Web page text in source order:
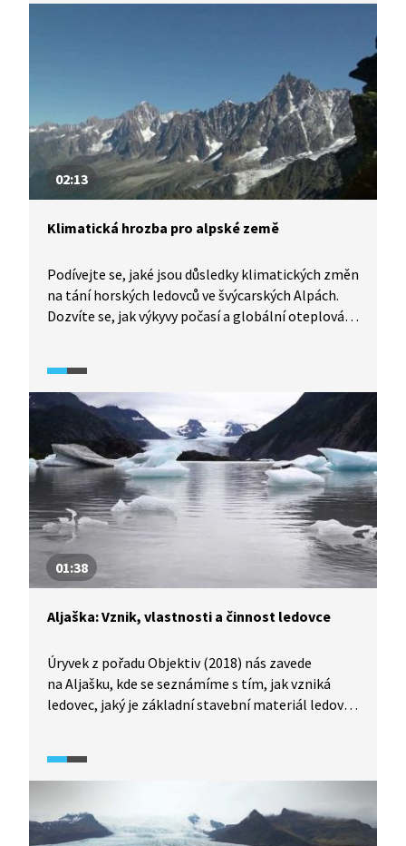
02:13
Klimatická hrozba pro alpské země
Podívejte se, jaké jsou důsledky klimatických změn
na tání horských ledovců ve švýcarských Alpách.
Dozvíte se, jak výkyvy počasí a globální oteplování
klimatologie?
01:38
Aljaška: Vznik, vlastnosti a činnost ledovce
Úryvek z pořadu Objektiv (2018) nás zavede
na Aljašku, kde se seznámíme s tím, jak vzniká
ledovec, jaký je základní stavební materiál ledovce